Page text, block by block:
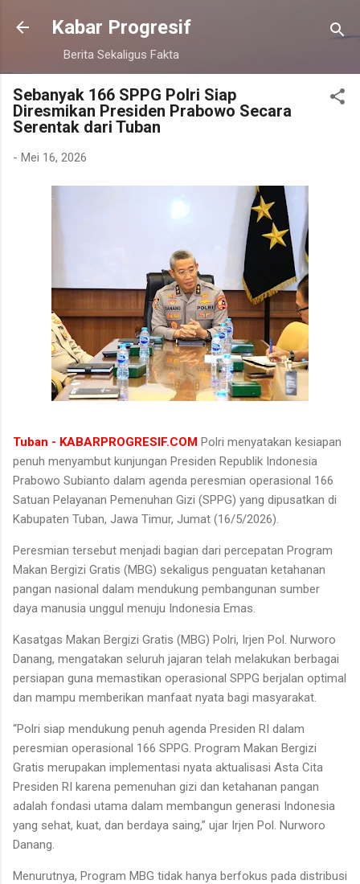
Langsung ke konten utama
Kabar Progresif
Berita Sekaligus Fakta
Sebanyak 166 SPPG Polri Siap
Diresmikan Presiden Prabowo Secara
Serentak dari Tuban
- Mei 16, 2026
Tuban - KABARPROGRESIF.COM Polri menyatakan kesiapan
penuh menyambut kunjungan Presiden Republik Indonesia
Prabowo Subianto dalam agenda peresmian operasional 166
Satuan Pelayanan Pemenuhan Gizi (SPPG) yang dipusatkan di
Kabupaten Tuban, Jawa Timur, Jumat (16/5/2026).
Peresmian tersebut menjadi bagian dari percepatan Program
Makan Bergizi Gratis (MBG) sekaligus penguatan ketahanan
pangan nasional dalam mendukung pembangunan sumber
daya manusia unggul menuju Indonesia Emas.
Kasatgas Makan Bergizi Gratis (MBG) Polri, Irjen Pol. Nurworo
Danang, mengatakan seluruh jajaran telah melakukan berbagai
persiapan guna memastikan operasional SPPG berjalan optimal
dan mampu memberikan manfaat nyata bagi masyarakat.
“Polri siap mendukung penuh agenda Presiden RI dalam
peresmian operasional 166 SPPG. Program Makan Bergizi
Gratis merupakan implementasi nyata aktualisasi Asta Cita
Presiden RI karena pemenuhan gizi dan ketahanan pangan
adalah fondasi utama dalam membangun generasi Indonesia
yang sehat, kuat, dan berdaya saing,” ujar Irjen Pol. Nurworo
Danang.
Menurutnya, Program MBG tidak hanya berfokus pada distribusi